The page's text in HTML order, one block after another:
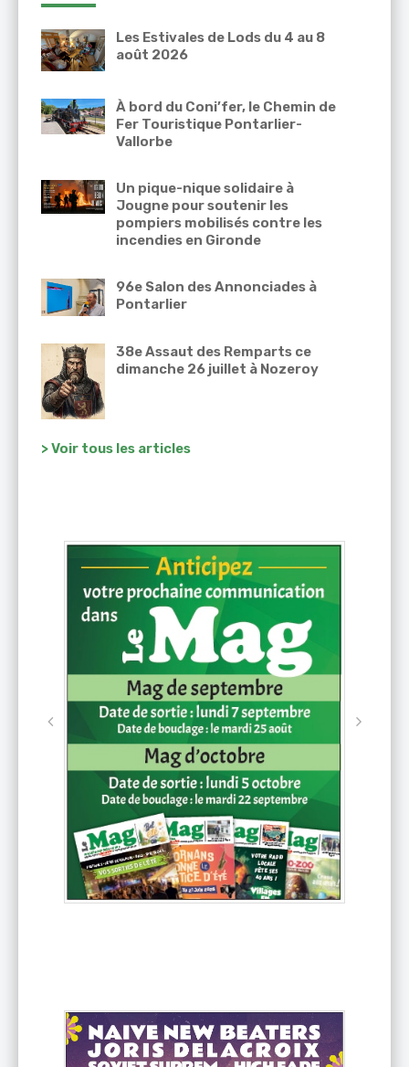
Les Estivales de Lods du 4 au 8
août 2026
À bord du Coni’fer, le Chemin de
Fer Touristique Pontarlier-
Vallorbe
Un pique-nique solidaire à
Jougne pour soutenir les
pompiers mobilisés contre les
incendies en Gironde
96e Salon des Annonciades à
Pontarlier
38e Assaut des Remparts ce
dimanche 26 juillet à Nozeroy
> Voir tous les articles